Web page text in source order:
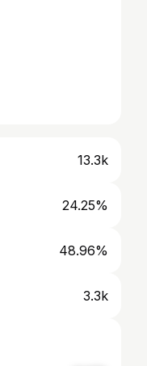
13.3k
24.25%
48.96%
3.3k